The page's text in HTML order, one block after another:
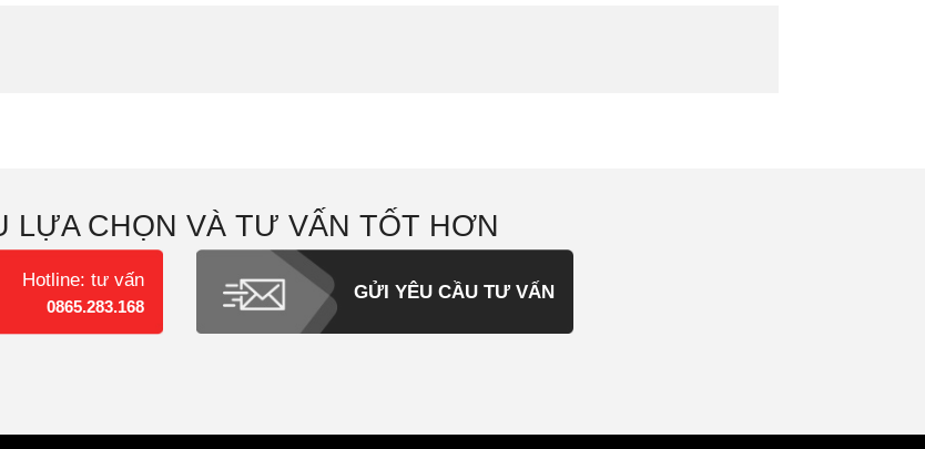
LỰA CHỌN VÀ TƯ VẤN TỐT HƠN
Hotline: tư vấn
0865.283.168
GỬI YÊU CẦU TƯ VẤN